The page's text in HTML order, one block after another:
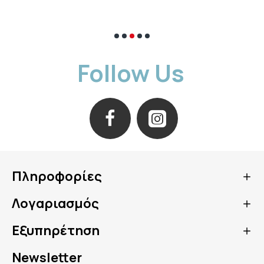
Follow Us
Πληροφορίες
Λογαριασμός
Εξυπηρέτηση
Newsletter